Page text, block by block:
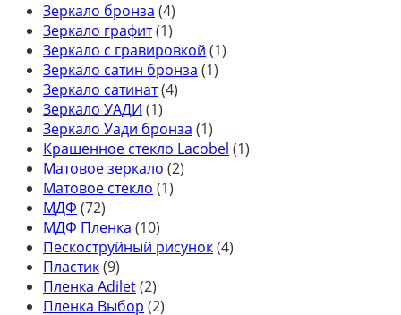
Зеркало бронза (4)
Зеркало графит(1)
Зеркало с гравировкой (1)
Зеркало сатин бронза (1)
Зеркало сатинат(4)
Зеркало УАДИ (1)
Зеркало Уади бронза (1)
Крашенное стекло Lacobel (1)
Матовое зеркало (2)
Матовое стекло (1)
МДФ (72)
МДФ Пленка (10)
Пескоструйный рисунок(4)
Пластик(9)
Пленка Adilet(2)
Пленка Выбор (2)